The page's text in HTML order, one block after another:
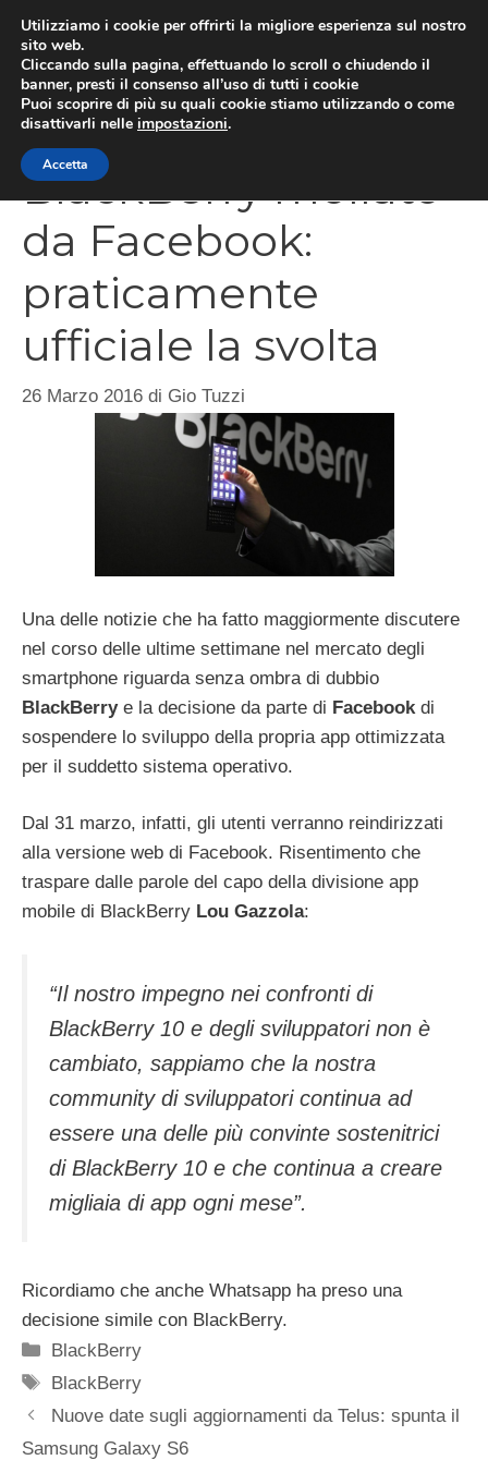
contenuto
BlackBerry mollato
da Facebook:
praticamente
ufficiale la svolta
26 Marzo 2016 di Gio Tuzzi
Una delle notizie che ha fatto maggiormente discutere
nel corso delle ultime settimane nel mercato degli
smartphone riguarda senza ombra di dubbio
BlackBerrye la decisione da parte di Facebookdi
sospendere lo sviluppo della propria app ottimizzata
per il suddetto sistema operativo.
Dal 31 marzo, infatti, gli utenti verranno reindirizzati
alla versione web di Facebook. Risentimento che
traspare dalle parole del capo della divisione app
mobile di BlackBerry Lou Gazzola:
“Il nostro impegno nei confronti di
BlackBerry 10 e degli sviluppatori non è
cambiato, sappiamo che la nostra
community di sviluppatori continua ad
essere una delle più convinte sostenitrici
di BlackBerry 10 e che continua a creare
migliaia di app ogni mese”.
Ricordiamo che anche Whatsapp ha preso una
decisione simile con BlackBerry.
Categorie
BlackBerry
Tag
BlackBerry
Nuove date sugli aggiornamenti da Telus: spunta il
Samsung Galaxy S6
Utilizziamo i cookie per offrirti la migliore esperienza sul nostro
sito web.
Cliccando sulla pagina, effettuando lo scroll o chiudendo il
banner, presti il consenso all’uso di tutti i cookie
Puoi scoprire di più su quali cookie stiamo utilizzando o come
disattivarli nelle impostazioni.
Accetta